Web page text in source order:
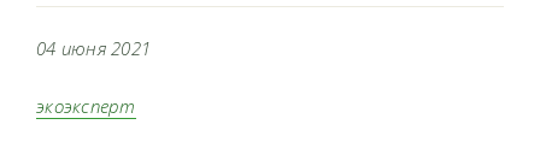
04 июня 2021
экоэксперт